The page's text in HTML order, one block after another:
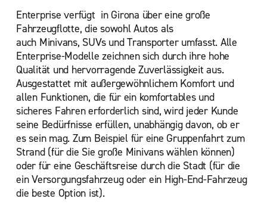
Enterprise verfügt in Girona über eine große
Fahrzeugflotte, die sowohl Autos als
auch Minivans, SUVs und Transporter umfasst. Alle
Enterprise-Modelle zeichnen sich durch ihre hohe
Qualität und hervorragende Zuverlässigkeit aus.
Ausgestattet mit außergewöhnlichem Komfort und
allen Funktionen, die für ein komfortables und
sicheres Fahren erforderlich sind, wird jeder Kunde
seine Bedürfnisse erfüllen, unabhängig davon, ob er
es sein mag. Zum Beispiel für eine Gruppenfahrt zum
Strand (für die Sie große Minivans wählen können)
oder für eine Geschäftsreise durch die Stadt (für die
ein Versorgungsfahrzeug oder ein High-End-Fahrzeug
die beste Option ist).